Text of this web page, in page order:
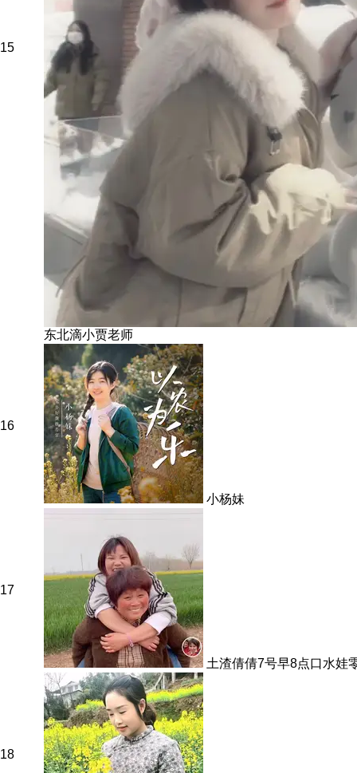
15
东北滴小贾老师
16
小杨妹
17
土渣倩倩7号早8点口水娃
18